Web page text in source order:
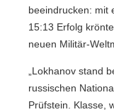
beeindrucken: mit
15:13 Erfolg
neuen Militär-
„Lokhanov stand
russischen
Prüfstein. Klasse,